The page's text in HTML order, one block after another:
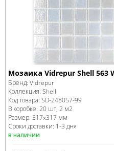
Мозаика Vidrepur Shell 563
Бренд: Vidrepur
Коллекция: Shell
Код товара: SD-248057-99
В коробке: 20 шт, 2 м2
Размер: 317x317 мм
Сроки доставки: 1-3 дня
в наличии